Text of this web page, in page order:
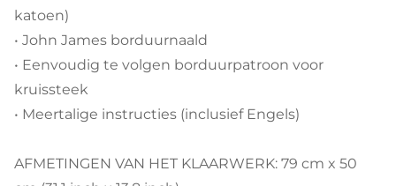
katoen)
• John James borduurnaald
• Eenvoudig te volgen borduurpatroon voor
kruissteek
• Meertalige instructies (inclusief Engels)
AFMETINGEN VAN HET KLAARWERK: 79 cm x 50